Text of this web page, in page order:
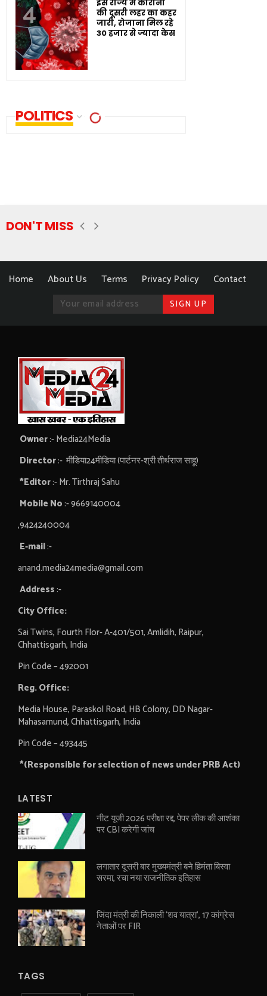
इस राज्य में कोरोना
की दूसरी लहर का कहर
जारी, रोजाना मिल रहे
30 हजार से ज्यादा केस
POLITICS
DON'T MISS
Home About Us Terms Privacy Policy Contact
Owner:- Media24Media
Director:- मीडिया24मीडिया (पार्टनर-श्री तीर्थराज साहू)
*Editor:- Mr. Tirthraj Sahu
Mobile No:- 9669140004
,9424240004
E-mail:-
anand.media24media@gmail.com
Address:-
City Office:
Sai Twins, Fourth Flor- A-401/501, Amlidih, Raipur,
Chhattisgarh, India
Pin Code – 492001
Reg. Office:
Media House, Paraskol Road, HB Colony, DD Nagar-
Mahasamund, Chhattisgarh, India
Pin Code – 493445
*(Responsible for selection of news under PRB Act)
LATEST
नीट यूजी 2026 परीक्षा रद्द, पेपर लीक की आशंका
पर CBI करेगी जांच
लगातार दूसरी बार मुख्यमंत्री बने हिमंता बिस्वा
सरमा, रचा नया राजनीतिक इतिहास
जिंदा मंत्री की निकाली ‘शव यात्रा’, 17 कांग्रेस
नेताओं पर FIR
TAGS